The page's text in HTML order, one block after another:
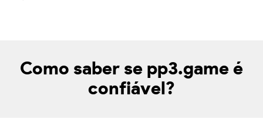
Como saber se pp3.game é
confiável?